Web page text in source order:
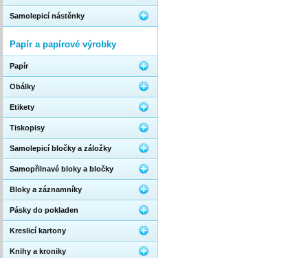
Samolepicí nástěnky
Papír a papírové výrobky
Papír
Obálky
Etikety
Tiskopisy
Samolepicí bločky a záložky
Samopřilnavé bloky a bločky
Bloky a záznamníky
Pásky do pokladen
Kreslicí kartony
Knihy a kroniky